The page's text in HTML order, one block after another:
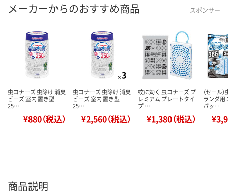
メーカーからのおすすめ商品 スポンサー
虫コナーズ 虫除け 消臭
ビーズ 室内 置き型
25…
¥880（税込）
虫コナーズ 虫除け 消臭
ビーズ 室内 置き型
25…
¥2,560（税込）
蚊に効く 虫コナーズ プ
レミアム プレートタイ
プ …
¥1,380（税込）
（セール
ランダ用
パッ…
商品説明